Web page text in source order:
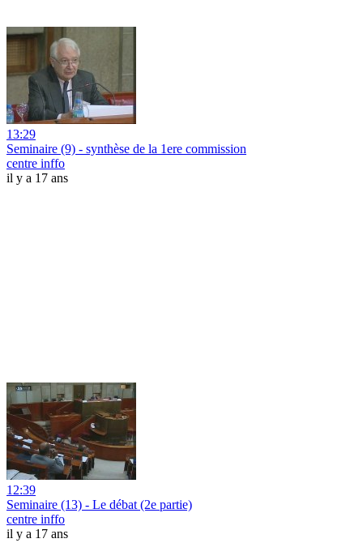
13:29
Seminaire (9) - synthèse de la 1ere commission
centre inffo
il y a 17 ans
12:39
Seminaire (13) - Le débat (2e partie)
centre inffo
il y a 17 ans